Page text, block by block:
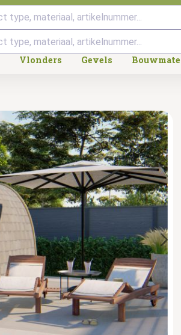
type, materiaal, artikelnummer...
Vlonders Gevels